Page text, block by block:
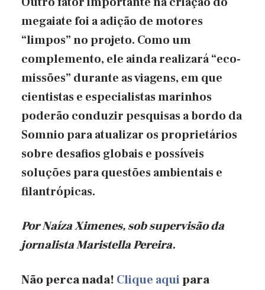
megaiate foi a adição de motores
“limpos” no projeto. Como um
complemento, ele ainda realizará “eco-
missões” durante as viagens, em que
cientistas e especialistas marinhos
poderão conduzir pesquisas a bordo da
Somnio para atualizar os proprietários
sobre desafios globais e possíveis
soluções para questões ambientais e
filantrópicas.
Por Naíza Ximenes, sob supervisãoda
jornalista Maristella Pereira.
Não perca nada! Clique aquipara